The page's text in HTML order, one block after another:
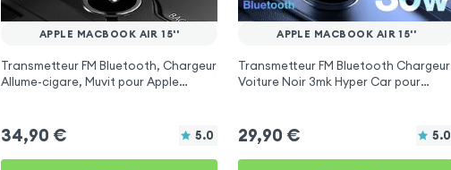
APPLE MACBOOK AIR 15''
Transmetteur FM Bluetooth, Chargeur
Allume-cigare, Muvit pour Apple
34,90 € 5.0
APPLE MACBOOK AIR 15''
Transmetteur FM Bluetooth Chargeur
Voiture Noir 3mk Hyper Car pour
29,90 € 5.0